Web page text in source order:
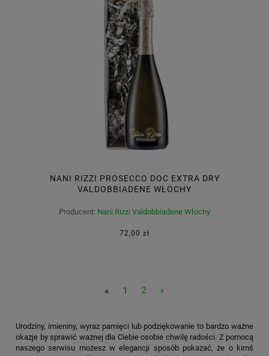
NANI RIZZI PROSECCO DOC EXTRA DRY
VALDOBBIADENE WŁOCHY
Producent: Nani Rizzi Valdobbiadene Włochy
72,00 zł
« 1 2 »
Urodziny, imieniny, wyraz pamięci lub podziękowanie to bardzo ważne
okazje by sprawić ważnej dla Ciebie osobie chwilę radości. Z pomocą
naszego serwisu możesz w elegancji sposób pokazać, że o kimś